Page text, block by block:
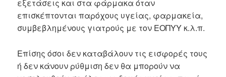
εξετάσεις και στα φάρμακα όταν
επισκέπτονται παρόχους υγείας, φαρμακεία,
συμβεβλημένους γιατρούς με τον ΕΟΠΥΥ κ.λ.π.
Επίσης όσοι δεν καταβάλουν τις εισφορές τους
ή δεν κάνουν ρύθμιση δεν θα μπορούν να